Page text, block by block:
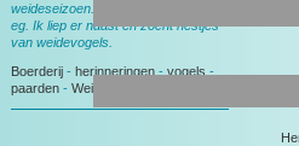
weideseizoen. Met het paard voor de
eg. Ik liep er naast en zocht nestjes
van weidevogels.
Boerderij - herinneringen - vogels -
paarden - Weiland